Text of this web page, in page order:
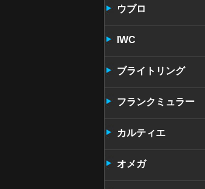
ウブロ
IWC
ブライトリング
フランクミュラー
カルティエ
オメガ